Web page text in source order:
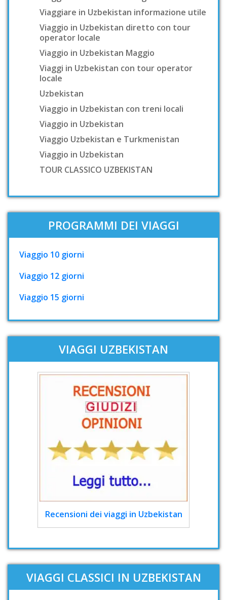
Viaggiare in Uzbekistan informazione utile
Viaggio in Uzbekistan diretto con tour
operator locale
Viaggio in Uzbekistan Maggio
Viaggi in Uzbekistan con tour operator
locale
Uzbekistan
Viaggio in Uzbekistan con treni locali
Viaggio in Uzbekistan
Viaggio Uzbekistan e Turkmenistan
Viaggio in Uzbekistan
TOUR CLASSICO UZBEKISTAN
PROGRAMMI DEI VIAGGI
Viaggio 10 giorni
Viaggio 12 giorni
Viaggio 15 giorni
VIAGGI UZBEKISTAN
Recensioni dei viaggi in Uzbekistan
VIAGGI CLASSICI IN UZBEKISTAN